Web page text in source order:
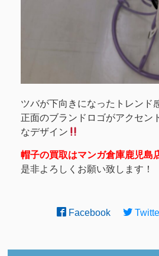
ツバが下向きになったトレンド
正面のブランドロゴがアクセン
なデザイン
帽子の買取はマンガ倉庫鹿児島
是非よろしくお願い致します！
Facebook